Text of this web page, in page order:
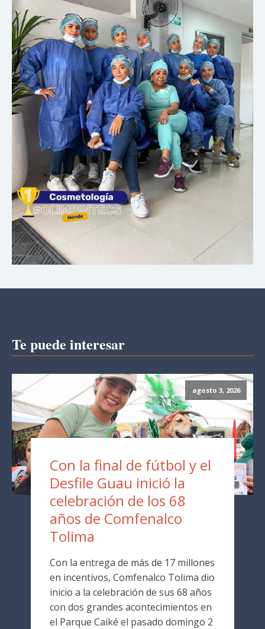
Te puede interesar
agosto 3, 2026
Con la final de fútbol y el
Desfile Guau inició la
celebración de los 68
años de Comfenalco
Tolima
Con la entrega de más de 17 millones
en incentivos, Comfenalco Tolima dio
inicio a la celebración de sus 68 años
con dos grandes acontecimientos en
el Parque Caiké el pasado domingo 2